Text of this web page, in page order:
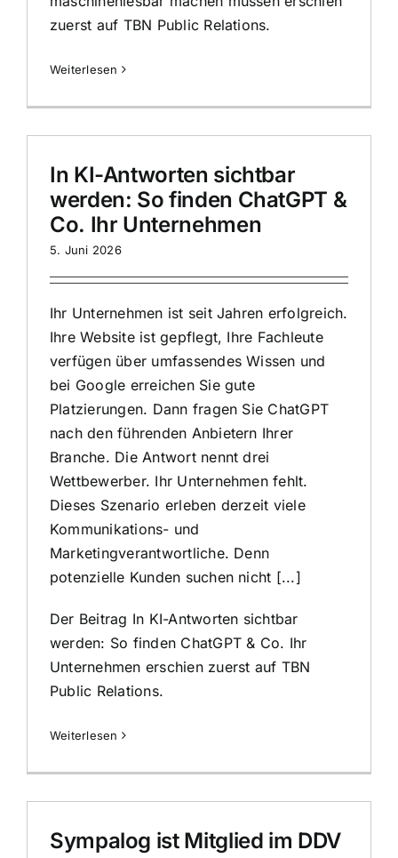
zuerst auf TBN Public Relations.
Weiterlesen
In KI-Antworten sichtbar
werden: So finden ChatGPT &
Co. Ihr Unternehmen
5. Juni 2026
Ihr Unternehmen ist seit Jahren erfolgreich.
Ihre Website ist gepflegt, Ihre Fachleute
verfügen über umfassendes Wissen und
bei Google erreichen Sie gute
Platzierungen. Dann fragen Sie ChatGPT
nach den führenden Anbietern Ihrer
Branche. Die Antwort nennt drei
Wettbewerber. Ihr Unternehmen fehlt.
Dieses Szenario erleben derzeit viele
Kommunikations- und
Marketingverantwortliche. Denn
potenzielle Kunden suchen nicht [...]
Der Beitrag In KI-Antworten sichtbar
werden: So finden ChatGPT & Co. Ihr
Unternehmen erschien zuerst auf TBN
Public Relations.
Weiterlesen
Sympalog ist Mitglied im DDV